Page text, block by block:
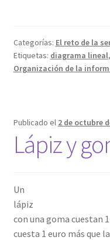
Categorías: El reto de la
Etiquetas: diagrama lineal,
Organización de la
Publicado el 2 de octubre
Lápiz y
Un
lápiz
con una goma cuestan
cuesta 1 euro más que